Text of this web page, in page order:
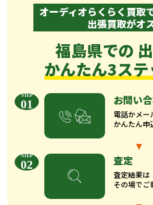
オーディオらくらく買取
出張買取がオ
福島県での
かんたん3ス
01 お問い
電話かメー
かんたん申
02 査定
査定結果は
その場でご